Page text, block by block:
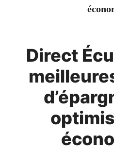
Direct